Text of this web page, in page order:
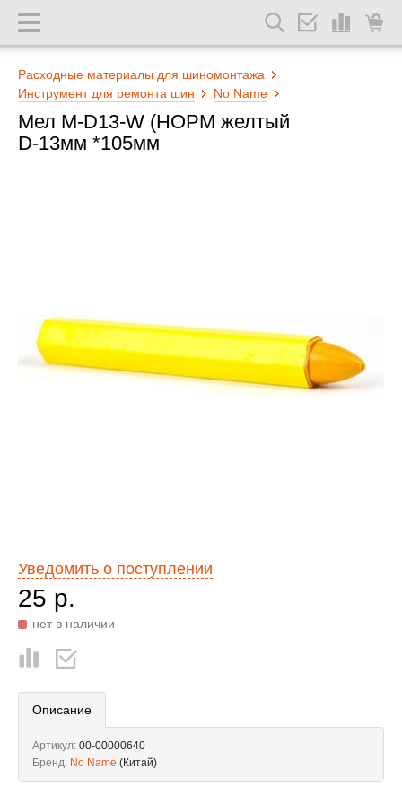
Расходные материалы для шиномонтажа
Инструмент для ремонта шин
No Name
Мел M-D13-W (НОРМ желтый
D-13мм *105мм
Уведомить о поступлении
25 р.
нет в наличии
Описание
Артикул: 00-00000640
Бренд: No Name (Китай)